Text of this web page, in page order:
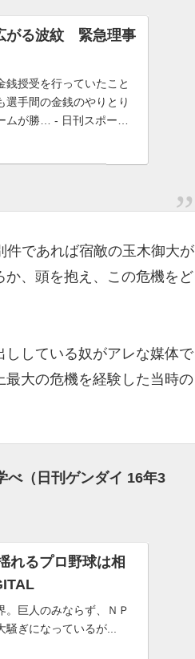
がる波紋 緊急理事
銭授受を行っていたこと
選手間の金銭のやりとり
ムが勝… - 日刊スポーツ
件であれば宿敵の玉木御大が
、頭を抱え、この危機をど
している奴がアレな媒体で
大の危機を経験した当時の
べ（日刊ゲンダイ 16年3
れるプロ野球は相
。巨人のみならず、ＮＰ
ぎになっているが...